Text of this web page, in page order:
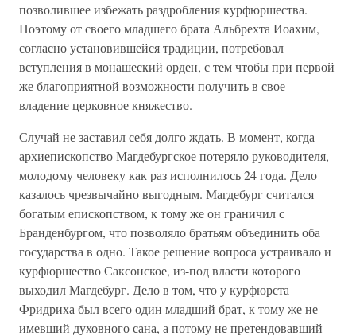
позволившее избежать раздробления курфюршества.
Поэтому от своего младшего брата Альбрехта Иоахим,
согласно установившейся традиции, потребовал
вступления в монашеский орден, с тем чтобы при первой
же благоприятной возможности получить в свое
владение церковное княжество.
Случай не заставил себя долго ждать. В момент, когда
архиепископство Магдебургское потеряло руководителя,
молодому человеку как раз исполнилось 24 года. Дело
казалось чрезвычайно выгодным. Магдебург считался
богатым епископством, к тому же он граничил с
Бранденбургом, что позволяло братьям объединить оба
государства в одно. Такое решение вопроса устраивало и
курфюршество Саксонское, из-под власти которого
выходил Магдебург. Дело в том, что у курфюрста
Фридриха был всего один младший брат, к тому же не
имевший духовного сана, а потому не претендовавший